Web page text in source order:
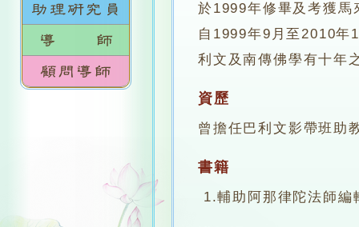
於1999年修畢及考獲馬
自1999年9月至2010
利文及南傳佛學有十年
資歷
曾擔任巴利文影帶班助
書籍
1.輔助阿那律陀法師